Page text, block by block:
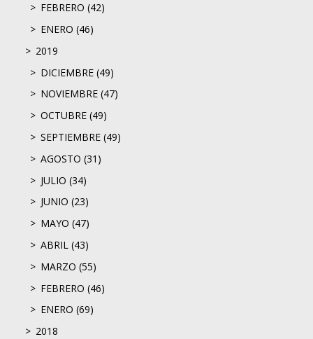
FEBRERO (42)
ENERO (46)
2019
DICIEMBRE (49)
NOVIEMBRE (47)
OCTUBRE (49)
SEPTIEMBRE (49)
AGOSTO (31)
JULIO (34)
JUNIO (23)
MAYO (47)
ABRIL (43)
MARZO (55)
FEBRERO (46)
ENERO (69)
2018